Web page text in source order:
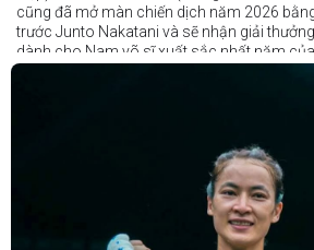
cũng đã mở màn chiến dịch năm 2026
trước Junto Nakatani và sẽ nhận giải
dành cho Nam võ sĩ xuất sắc nhất năm của
Trong khi đó, Katie Taylor sẽ được trao
Dù chỉ thi đấu một trận trong năm 2025,
những màn trình diễn ấn tượng nhất trong
thành tích 25 thắng - 1 thua (6 KO) của
thủ lâu năm Amanda Serrano bằng chiến
thuận trong trận thứ ba — và có thể là cuối
tại Madison Square Garden vào tháng 7.